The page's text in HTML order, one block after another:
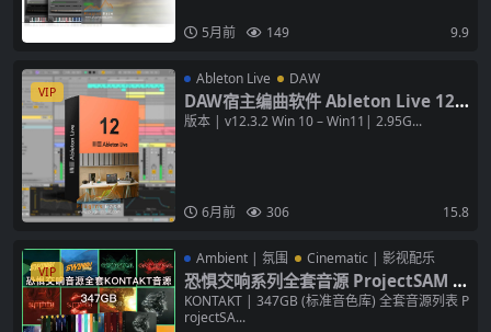
5月前 149 9.9
VIP
Ableton Live DAW
DAW宿主编曲软件 Ableton Live 12 S
uite v12.3.2 [WiN+MAC] 数字音频工
版本 | v12.3.2 Win 10 – Win11| 2.95G...
6月前 306 15.8
VIP
Ambient | 氛围 Cinematic | 影视配乐
恐惧交响系列全套音源 ProjectSAM Li
neage Percussion Orchestral Sym
phobia Lumina KONTAKT
KONTAKT | 347GB (标准音色库) 全套音源列表 P
rojectSA...